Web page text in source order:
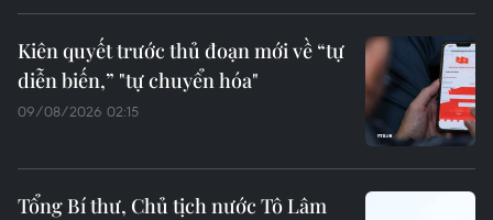
Kiên quyết trước thủ đoạn mới về “tự
diễn biến,” "tự chuyển hóa"
09/08/2026 02:15
Tổng Bí thư, Chủ tịch nước Tô Lâm